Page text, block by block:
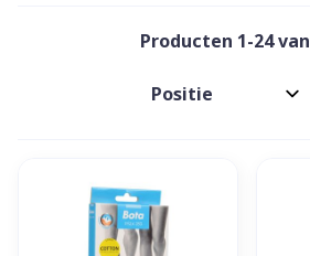
Producten 1-24van
Sorteer op: